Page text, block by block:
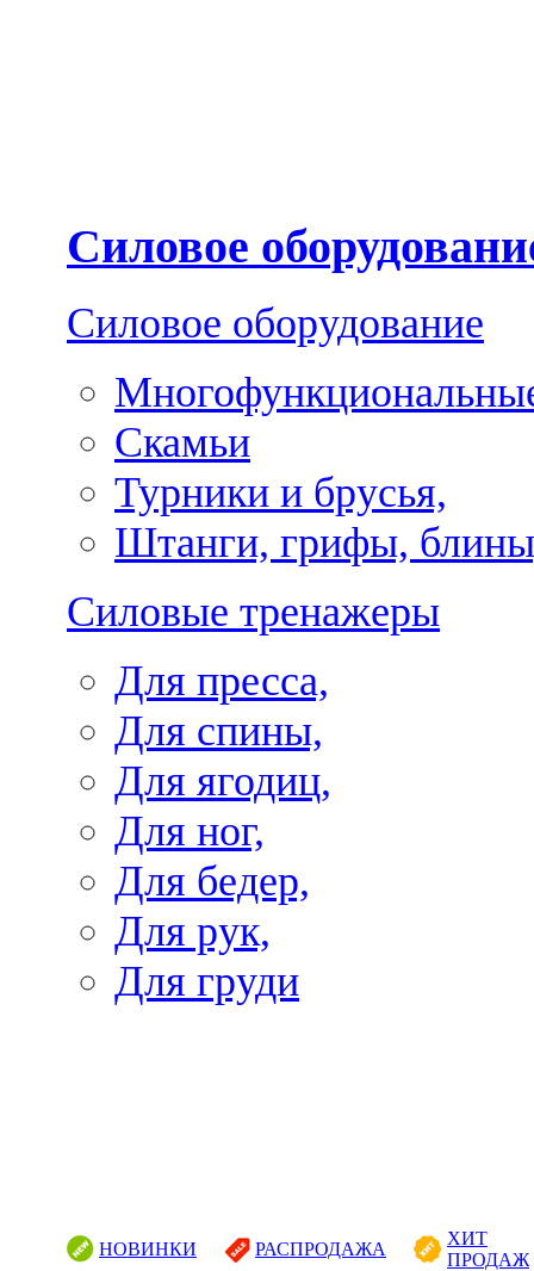
Силовое
Силовое оборудование
Скамьи
Турники и брусья,
Штанги, грифы,
Силовые тренажеры
Для пресса,
Для спины,
Для ягодиц,
Для ног,
Для бедер,
Для рук,
Для груди
НОВИНКИ РАСПРОДАЖА
ХИТ
ПРОДАЖ